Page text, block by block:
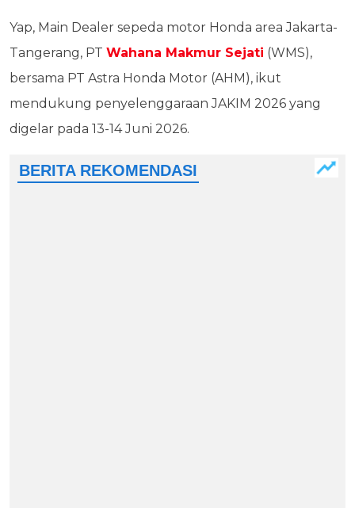
Yap, Main Dealer sepeda motor Honda area Jakarta-
Tangerang, PT Wahana Makmur Sejati (WMS),
bersama PT Astra Honda Motor (AHM), ikut
mendukung penyelenggaraan JAKIM 2026 yang
digelar pada 13-14 Juni 2026.